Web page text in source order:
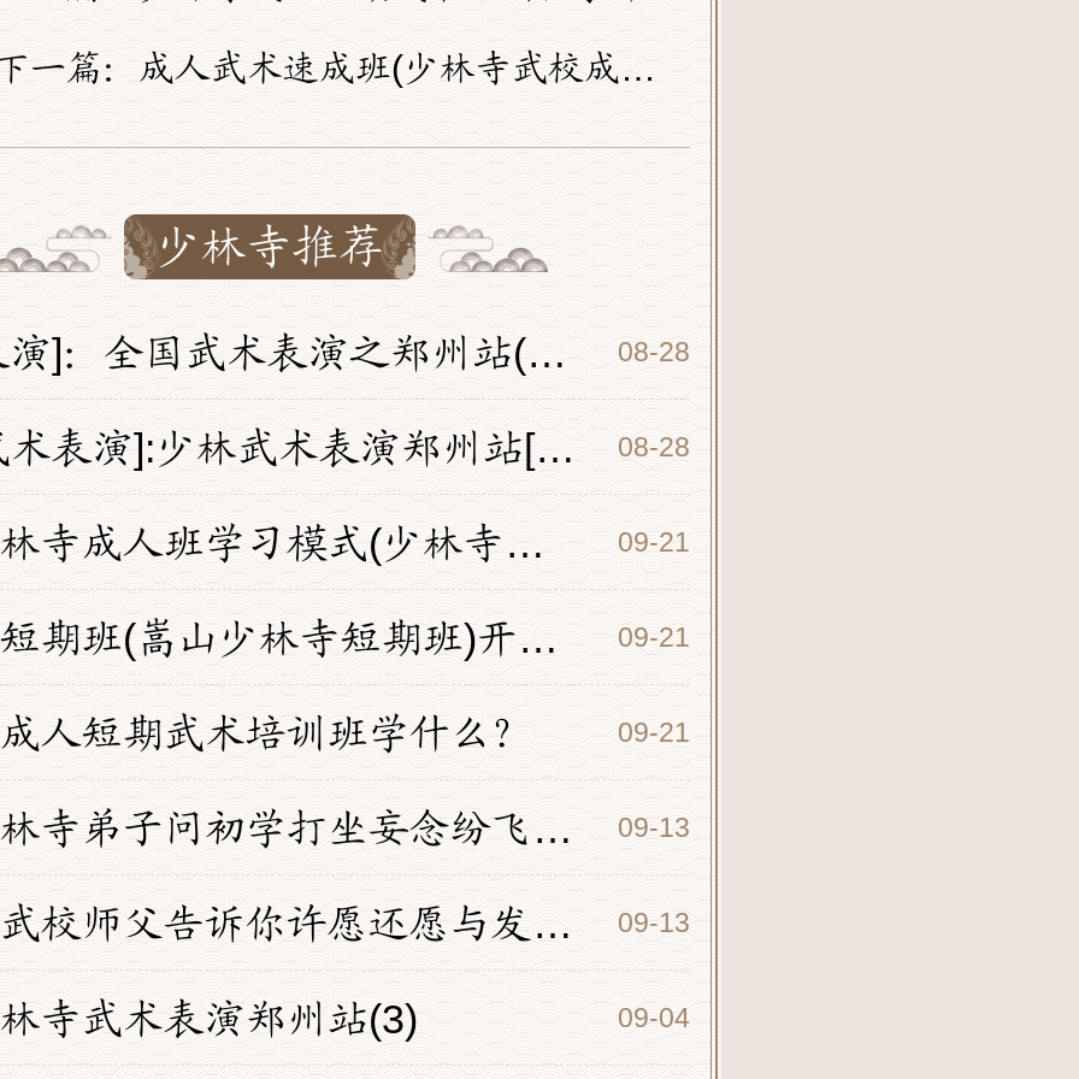
一篇：成人武术速成班(少林寺武校成人班)适合八类人
少林寺推荐
[武术表演]：全国武术表演之郑州站(一)[Martial Arts Performance]: National Martial Arts Performance in Zhengzhou (I) 08-28
[少林武术表演]:少林武术表演郑州站[Shaolin Martial Arts Show]:Shaolin Martial Arts Show Zhengzhou Station 08-28
嵩山少林寺成人班学习模式(少林寺成人班) 09-21
少林寺短期班(嵩山少林寺短期班)开设班级 09-21
人短期武术培训班学什么？ 09-21
嵩山少林寺弟子问初学打坐妄念纷飞怎么办？ 09-13
少林寺武校师父告诉你许愿还愿与发愿的区别 09-13
寺武术表演郑州站(3) 09-04